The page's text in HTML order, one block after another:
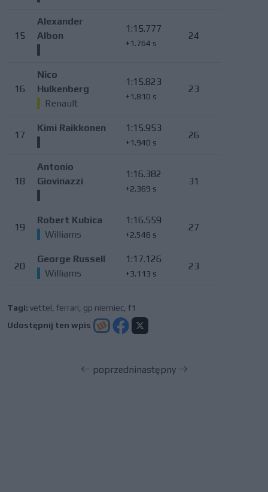
15
Alexander
Albon
1:15.777
+1.764 s
24
16
Nico
Hulkenberg
Renault
1:15.823
+1.810 s
23
17
Kimi Raikkonen 1:15.953
+1.940 s
26
18
Antonio
Giovinazzi
1:16.382
+2.369 s
31
19
Robert Kubica
Williams
1:16.559
+2.546 s
27
20
George Russell
Williams
1:17.126
+3.113 s
23
Tagi: vettel ferrari gp niemiec f1
Udostępnij ten wpis
poprzedninastępny